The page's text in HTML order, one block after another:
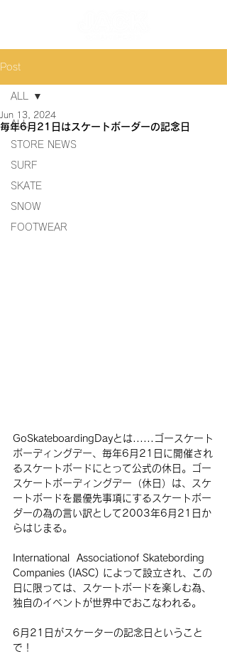
Post
ALL
STORE NEWS
SURF
SKATE
SNOW
FOOTWEAR
ALL
毎年6月21日はスケートボーダーの記念日
Jun 13, 2024
GoSkateboardingDayとは......ゴースケート
ボーディングデー、毎年6月21日に開催され
るスケートボードにとって公式の休日。ゴー
スケートボーディングデー（休日）は、スケ
ートボードを最優先事項にするスケートボー
ダーの為の言い訳として2003年6月21日か
らはじまる。
International  Associationof Skatebording
Companies (IASC) によって設立され、この
日に限っては、スケートボードを楽しむ為、
独自のイベントが世界中でおこなわれる。
6月21日がスケーターの記念日ということ
で！